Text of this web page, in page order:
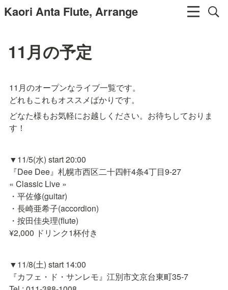
Kaori Anta Flute, Arrange
11月の予定
11月のオープンなライブ一覧です。
どれもこれもオススメばかりです。
どなた様もお気軽にお越しください。お待ちしておりま
す！
▼11/5(水) start 20:00
『Dee Dee』札幌市西区二十四軒4条4丁目9-27
« Classic Live »
・平佐修(guitar)
・長崎亜希子(accordion)
・按田佳央理(flute)
¥2,000 ドリンク1杯付き
▼11/8(土) start 14:00
『カフェ・ド・サンレモ』江別市文京台東町35-7